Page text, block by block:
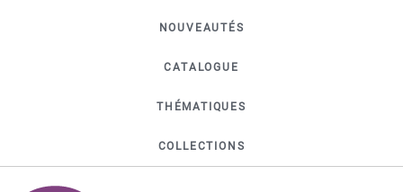
NOUVEAUTÉS
CATALOGUE
THÉMATIQUES
COLLECTIONS